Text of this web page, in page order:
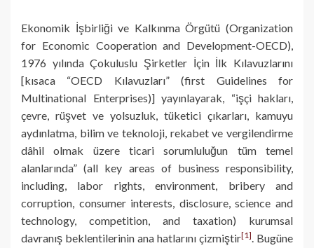
Ekonomik İşbirliği ve Kalkınma Örgütü (Organization
for Economic Cooperation and Development-OECD),
1976 yılında Çokuluslu Şirketler İçin İlk Kılavuzlarını
[kısaca “OECD Kılavuzları” (first Guidelines for
Multinational Enterprises)] yayınlayarak, “işçi hakları,
çevre, rüşvet ve yolsuzluk, tüketici çıkarları, kamuyu
aydınlatma, bilim ve teknoloji, rekabet ve vergilendirme
dâhil olmak üzere ticari sorumluluğun tüm temel
alanlarında” (all key areas of business responsibility,
including, labor rights, environment, bribery and
corruption, consumer interests, disclosure, science and
technology, competition, and taxation) kurumsal
davranış beklentilerinin ana hatlarını çizmiştir[1]. Bugüne